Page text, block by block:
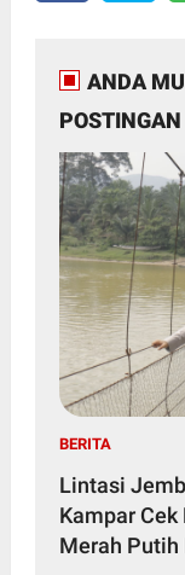
ANDA
BERITA
Lintasi
Kampar
Merah Putih